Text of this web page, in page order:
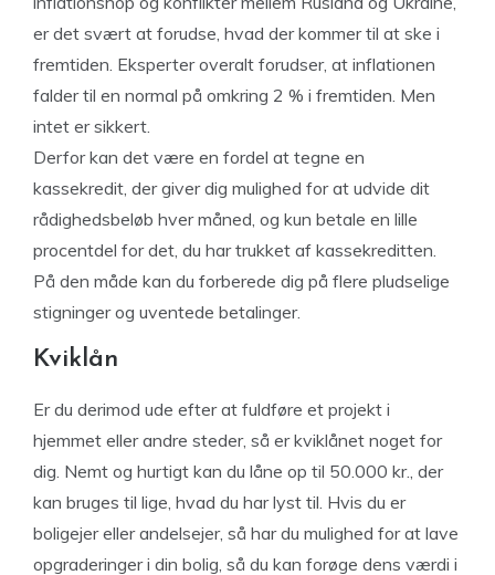
er det svært at forudse, hvad der kommer til at ske i
fremtiden. Eksperter overalt forudser, at inflationen
falder til en normal på omkring 2 % i fremtiden. Men
intet er sikkert.
Derfor kan det være en fordel at tegne en
kassekredit, der giver dig mulighed for at udvide dit
rådighedsbeløb hver måned, og kun betale en lille
procentdel for det, du har trukket af kassekreditten.
På den måde kan du forberede dig på flere pludselige
stigninger og uventede betalinger.
Kviklån
Er du derimod ude efter at fuldføre et projekt i
hjemmet eller andre steder, så er kviklånet noget for
dig. Nemt og hurtigt kan du låne op til 50.000 kr., der
kan bruges til lige, hvad du har lyst til. Hvis du er
boligejer eller andelsejer, så har du mulighed for at lave
opgraderinger i din bolig, så du kan forøge dens værdi i